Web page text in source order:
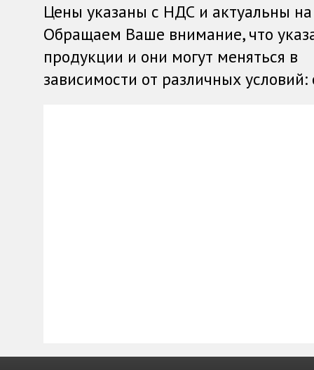
Цены указаны с НДС и актуальны
Обращаем Ваше внимание, что
продукции и они могут меняться в
зависимости от различных